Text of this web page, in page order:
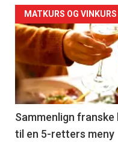
Forsiden
akkurat
nå
-
5
MATKURS OG VINKURS
Sammenlign
til en 5-retters meny